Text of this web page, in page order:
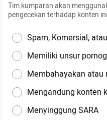
Tim kumparan akan
pengecekan terhadap konten
Spam, Komersial,
Memiliki unsur
Membahayakan atau
Mengandung konten
Menyinggung SARA